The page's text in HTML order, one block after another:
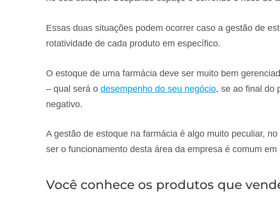
Essas duas situações podem ocorrer caso a gestão de
rotatividade de cada produto em específico.
O estoque de uma farmácia deve ser muito bem
– qual será o desempenho do seu negócio, se ao final do
negativo.
A gestão de estoque na farmácia é algo muito peculiar,
ser o funcionamento desta área da empresa é comum
Você conhece os produtos que